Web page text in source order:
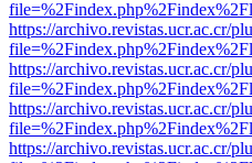
https://archivo.revistas.ucr.ac.cr/
https://archivo.revistas.ucr.ac.cr/
https://archivo.revistas.ucr.ac.cr/
https://archivo.revistas.ucr.ac.cr/